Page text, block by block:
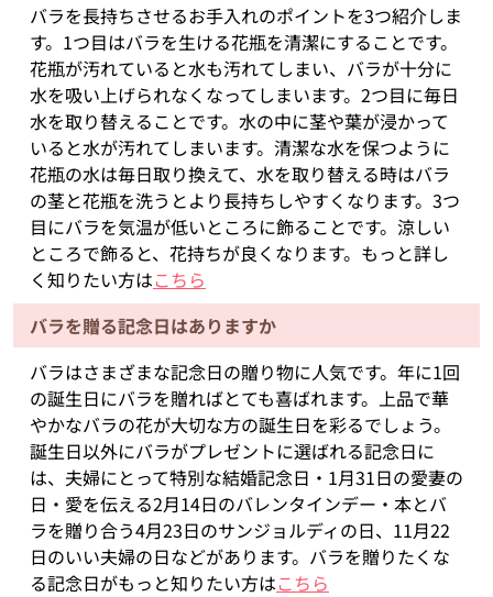
バラを長持ちさせるお手入れのポイントを3つ紹介しま
す。1つ目はバラを生ける花瓶を清潔にすることです。
花瓶が汚れていると水も汚れてしまい、バラが十分に
水を吸い上げられなくなってしまいます。2つ目に毎日
水を取り替えることです。水の中に茎や葉が浸かって
いると水が汚れてしまいます。清潔な水を保つように
花瓶の水は毎日取り換えて、水を取り替える時はバラ
の茎と花瓶を洗うとより長持ちしやすくなります。3つ
目にバラを気温が低いところに飾ることです。涼しい
ところで飾ると、花持ちが良くなります。もっと詳し
く知りたい方はこちら
バラを贈る記念日はありますか
バラはさまざまな記念日の贈り物に人気です。年に1回
の誕生日にバラを贈ればとても喜ばれます。上品で華
やかなバラの花が大切な方の誕生日を彩るでしょう。
誕生日以外にバラがプレゼントに選ばれる記念日に
は、夫婦にとって特別な結婚記念日・1月31日の愛妻の
日・愛を伝える2月14日のバレンタインデー・本とバ
ラを贈り合う4月23日のサンジョルディの日、11月22
日のいい夫婦の日などがあります。バラを贈りたくな
る記念日がもっと知りたい方はこちら